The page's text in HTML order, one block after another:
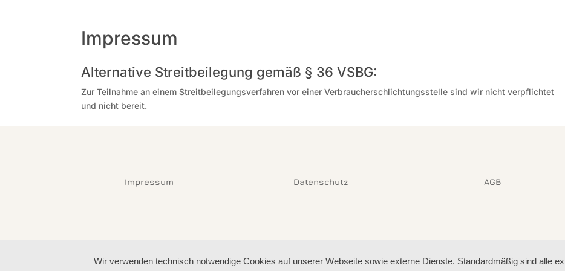
Impressum
Alternative Streitbeilegung gemäß § 36 VSBG:
Zur Teilnahme an einem Streitbeilegungsverfahren vor einer Verbraucherschlichtungsstelle sind wir nicht verpflichtet
und nicht bereit.
Impressum Datenschutz AGB
Wir verwenden technisch notwendige Cookies auf unserer Webseite sowie externe Dienste. Standardmäßig sind alle